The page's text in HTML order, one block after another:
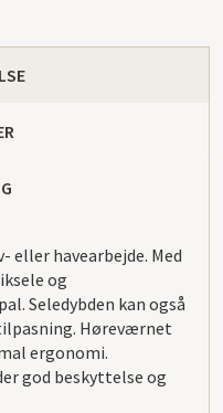
havearbejde. Med
og
Seledybden kan også
Høreværnet
ergonomi.
god beskyttelse og